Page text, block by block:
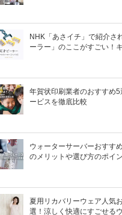
NHK「あさイチ」で紹介さ
ーラー」のここがすごい！
年賀状印刷業者のおすすめ
ービスを徹底比較
ウォーターサーバーおすす
のメリットや選び方のポイ
夏用リカバリーウェア人気
選！涼しく快適にすごせる